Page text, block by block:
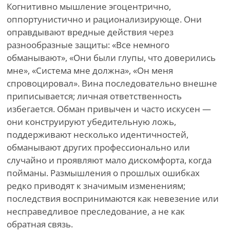
Когнитивно мышление эгоцентрично,
оппортунистично и рационализирующе. Они
оправдывают вредные действия через
разнообразные защиты: «Все немного
обманывают», «Они были глупы, что доверились
мне», «Система мне должна», «Он меня
спровоцировал». Вина последовательно внешне
приписывается; личная ответственность
избегается. Обман привычен и часто искусен —
они конструируют убедительную ложь,
поддерживают несколько идентичностей,
обманывают других профессионально или
случайно и проявляют мало дискомфорта, когда
пойманы. Размышления о прошлых ошибках
редко приводят к значимым изменениям;
последствия воспринимаются как невезение или
несправедливое преследование, а не как
обратная связь.